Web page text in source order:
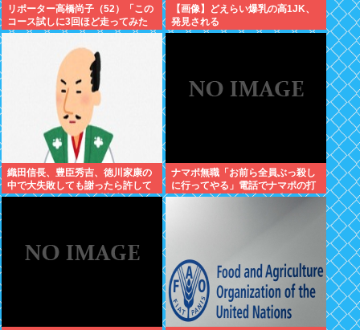
リポーター高橋尚子（52）「この
コース試しに3回ほど走ってみた
のですが、中々タフなコースです
【画像】どえらい爆乳の高1JK、
発見される
織田信長、豊臣秀吉、徳川家康の
中で大失敗しても謝ったら許して
くれそうなのって徳川家康だよな
ナマポ無職「お前ら全員ぶっ殺し
に行ってやる」電話でナマポの打
ち切り伝えられ市職員を脅す